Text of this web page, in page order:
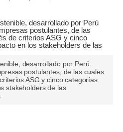
desarrollado por Perú
postulantes, de las cuales
ASG y cinco categorías
stakeholders de las